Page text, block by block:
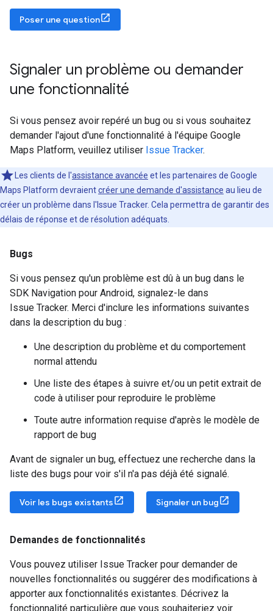
Poser une question
Signaler un problème ou demander
une fonctionnalité
Si vous pensez avoir repéré un bug ou si vous souhaitez
demander l'ajout d'une fonctionnalité à l'équipe Google
Maps Platform, veuillez utiliser Issue Tracker.
Les clients de l'assistance avancée et les partenaires de Google
Maps Platform devraientcréer une demande d'assistance au lieu de
créer un problème dans l'Issue Tracker. Cela permettra de garantir des
délais de réponse et de résolution adéquats.
Bugs
Si vous pensez qu'un problème est dû à un bug dans le
SDK Navigation pour Android, signalez-le dans
Issue Tracker. Merci d'inclure les informations suivantes
dans la description du bug :
Une description du problème et du comportement
normal attendu
Une liste des étapes à suivre et/ou un petit extrait de
code à utiliser pour reproduire le problème
Toute autre information requise d'après le modèle de
rapport de bug
Avant de signaler un bug, effectuez une recherche dans la
liste des bugs pour voir s'il n'a pas déjà été signalé.
Voir les bugs existants Signaler un bug
Demandes de fonctionnalités
Vous pouvez utiliser Issue Tracker pour demander de
nouvelles fonctionnalités ou suggérer des modifications à
apporter aux fonctionnalités existantes. Décrivez la
fonctionnalité particulière que vous souhaiteriez voir